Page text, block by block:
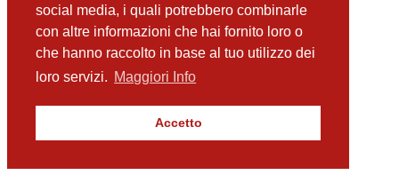
social media, i quali potrebbero combinarle
con altre informazioni che hai fornito loro o
che hanno raccolto in base al tuo utilizzo dei
loro servizi. Maggiori Info
Accetto